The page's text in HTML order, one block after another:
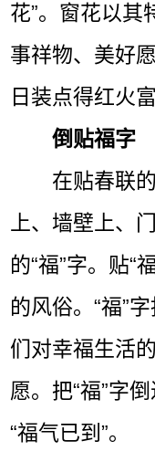
花”。窗花以其
事祥物、美好
日装点得红火富
倒贴福字
在贴春联
上、墙壁上、
的“福”字。贴“
的风俗。“福”
们对幸福生活
愿。把“福”字
“福气已到”。